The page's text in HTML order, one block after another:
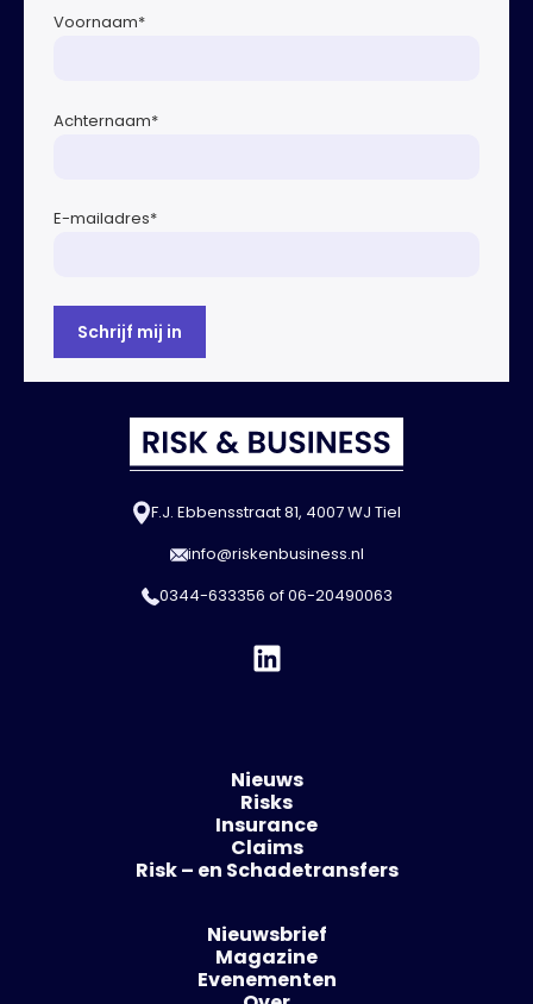
Voornaam*
Achternaam*
E-mailadres*
F.J. Ebbensstraat 81, 4007 WJ Tiel
info@riskenbusiness.nl
0344-633356 of06-20490063
Nieuws
Risks
Insurance
Claims
Risk – en Schadetransfers
Nieuwsbrief
Magazine
Evenementen